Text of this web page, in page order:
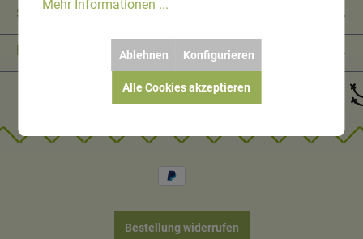
Shop Service
Informationen
Bestellung widerrufen
Mehr Informationen ...
Ablehnen Konfigurieren
Alle Cookies akzeptieren